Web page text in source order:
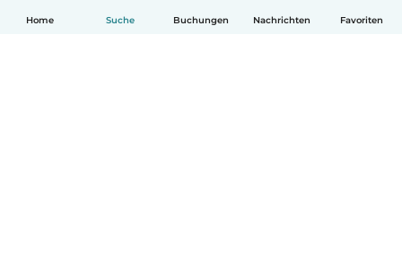
Home Suche Buchungen Nachrichten Favoriten